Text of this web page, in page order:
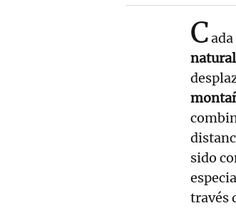
C
sido
través